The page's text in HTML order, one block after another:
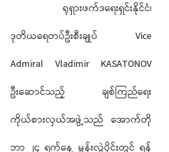
ရုရှားဖက်ဒရေးရှင်းနိုင်ငံ၊
ဒုတိယရေတပ်ဦးစီးချုပ် Vice
Admiral Vladimir KASATONOV
ဦးဆောင်သည့် ချစ်ကြည်ရေး
ကိုယ်စားလှယ်အဖွဲ့သည် အောက်တို
ဘာ ၂၄ ရက်နေ့ မွန်းလွဲပိုင်းတွင် ရန်